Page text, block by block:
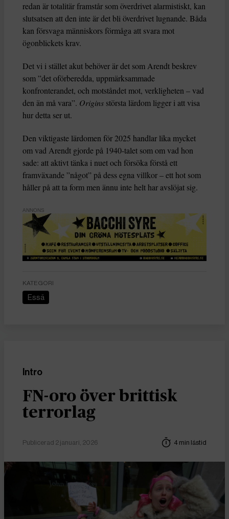
redan är totalitär framstår som överdrivet alarmistiskt, kan
slutsatsen att den inte är det bli överdrivet lugnande. Båda
kan försvaga människors förmåga att svara mot
ögonblickets krav.
Det vi i stället akut behöver är det som Arendt beskrev
som ”det oförberedda, uppmärksammade
konfronterandet, och motståndet mot, verkligheten – vad
den än må vara”. Origins största lärdom ligger i att visa
hur detta ser ut.
Den viktigaste lärdomen för 2025 handlar lika mycket
om vad Arendt gjorde på 1940-talet som om vad hon
sade: att aktivt tänka i nuet och försöka förstå ett
framväxande ”något” på dess egna villkor – ett hot som
håller på att ta form men ännu inte helt har avslöjat sig.
ANNONS
KATEGORI
Essä
Intro
FN-oro över brittisk
terrorlag
Publicerad 2 januari, 2026 4 min lästid